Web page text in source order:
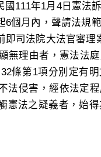
111年1月4日憲法
個月內，聲請法規
司法院大法官審理
無理由者，憲法法
條第1項分別定有
法侵害，經依法定
憲法之疑義者，始